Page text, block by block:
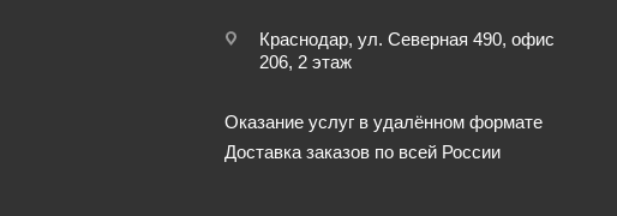
Краснодар, ул. Северная 490, офис
206, 2 этаж
Оказание услуг в удалённом формате
Доставка заказов по всей России